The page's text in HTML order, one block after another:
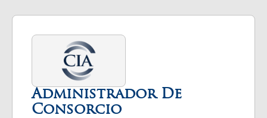
Administrador De
Consorcio